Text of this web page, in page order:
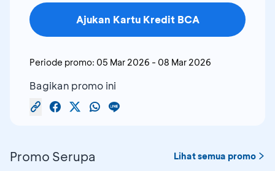
Ajukan Kartu Kredit BCA
Periode promo: 05 Mar 2026 - 08 Mar 2026
Bagikan promo ini
Promo Serupa Lihat semua promo